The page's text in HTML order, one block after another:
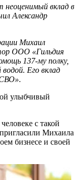
вклад в
Александр
Михаил
ООО «Гильдия
137-му полку,
Его вклад
.
улыбчивый
с такой
Михаила
бизнесе и своей